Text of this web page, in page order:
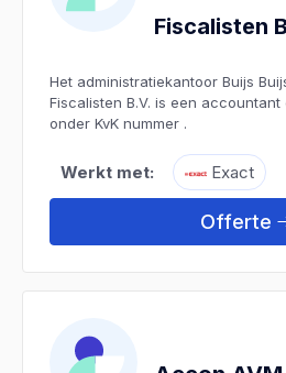
Fiscalisten
Het administratiekantoor Buijs
Fiscalisten B.V. is een
onder KvK nummer .
Werkt met: Exact
Offerte